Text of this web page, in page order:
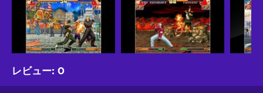
レビュー: 0